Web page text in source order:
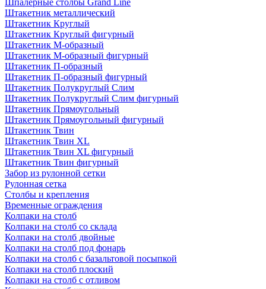
Шпалерные столбы Grand Line
Штакетник металлический
Штакетник Круглый
Штакетник Круглый фигурный
Штакетник М-образный
Штакетник М-образный фигурный
Штакетник П-образный
Штакетник П-образный фигурный
Штакетник Полукруглый Слим
Штакетник Полукруглый Слим фигурный
Штакетник Прямоугольный
Штакетник Прямоугольный фигурный
Штакетник Твин
Штакетник Твин XL
Штакетник Твин XL фигурный
Штакетник Твин фигурный
Забор из рулонной сетки
Рулонная сетка
Столбы и крепления
Временные ограждения
Колпаки на столб
Колпаки на столб со склада
Колпаки на столб двoйные
Колпаки на столб под фонарь
Колпаки на столб с базальтовой посыпкой
Колпаки на столб плоский
Колпаки на столб с отливом